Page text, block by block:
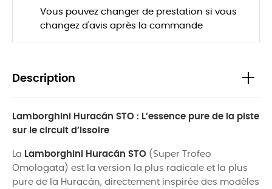
Vous pouvez changer de prestation si vous
changez d'avis après la commande
Description
Lamborghini Huracán STO : L’essence pure de la piste
sur le circuit d’Issoire
La Lamborghini Huracán STO (Super Trofeo
Omologata) est la version la plus radicale et la plus
pure de la Huracán, directement inspirée des modèles